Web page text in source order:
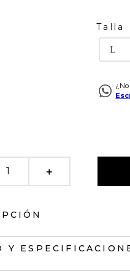
Talla
L
＋
de escote recto
Y